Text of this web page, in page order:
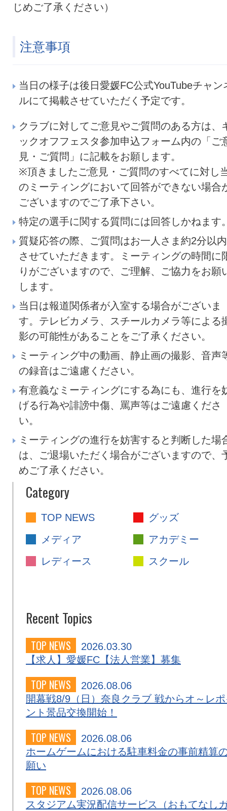
じめご了承ください）
注意事項
当日の様子は後日愛媛FC公式YouTubeチャン
ルにて掲載させていただく予定です。
クラブに対してご意見やご質問のある方は、
ックオフフェスタ参加申込フォーム内の「ご
見・ご質問」に記載をお願します。
※頂きましたご意見・ご質問のすべてに対し
のミーティングにおいて回答ができない場合
ございますのでご了承下さい。
特定の選手に関する質問には回答しかねます
質疑応答の際、ご質問はお一人さま約2分以
させていただきます。ミーティングの時間に
りがございますので、ご理解、ご協力をお願
します。
当日は報道関係者が入室する場合がございま
す。テレビカメラ、スチールカメラ等による
影の可能性があることをご了承ください。
ミーティング中の動画、静止画の撮影、音声
の録音はご遠慮ください。
有意義なミーティングにする為にも、進行を
げる行為や誹謗中傷、罵声等はご遠慮くださ
い。
ミーティングの進行を妨害すると判断した場
は、ご退場いただく場合がございますので、
めご了承ください。
Category
TOP NEWS
グッズ
メディア
アカデミー
レディース
スクール
Recent Topics
TOP NEWS
2026.03.30
【求人】愛媛FC【法人営業】募集
TOP NEWS
2026.08.06
開幕戦8/9（日）奈良クラブ 戦からオ～レ
ント景品交換開始！
TOP NEWS
2026.08.06
ホームゲームにおける駐車料金の事前精算
願い
TOP NEWS
2026.08.06
スタジアム実況配信サービス（おもてなし